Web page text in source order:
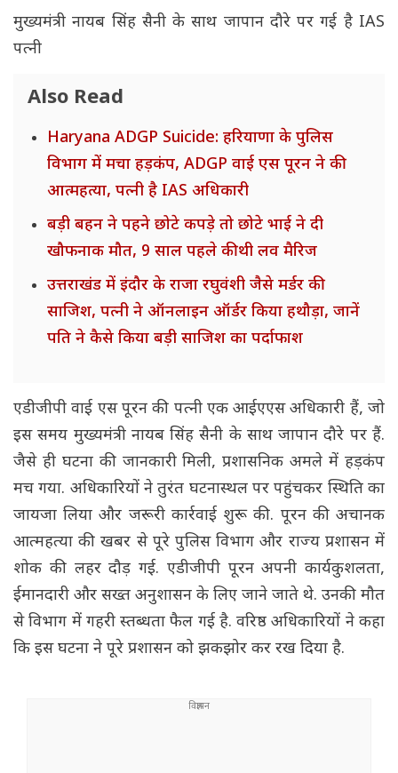
मुख्यमंत्री नायब सिंह सैनी के साथ जापान दौरे पर गई है IAS
पत्नी
Also Read
Haryana ADGP Suicide: हरियाणा के पुलिस
विभाग में मचा हड़कंप, ADGP वाई एस पूरन ने की
आत्महत्या, पत्नी है IAS अधिकारी
बड़ी बहन ने पहने छोटे कपड़े तो छोटे भाई ने दी
खौफनाक मौत, 9 साल पहले की थी लव मैरिज
उत्तराखंड में इंदौर के राजा रघुवंशी जैसे मर्डर की
साजिश, पत्नी ने ऑनलाइन ऑर्डर किया हथौड़ा, जानें
पति ने कैसे किया बड़ी साजिश का पर्दाफाश
एडीजीपी वाई एस पूरन की पत्नी एक आईएएस अधिकारी हैं, जो
इस समय मुख्यमंत्री नायब सिंह सैनी के साथ जापान दौरे पर हैं.
जैसे ही घटना की जानकारी मिली, प्रशासनिक अमले में हड़कंप
मच गया. अधिकारियों ने तुरंत घटनास्थल पर पहुंचकर स्थिति का
जायजा लिया और जरूरी कार्रवाई शुरू की. पूरन की अचानक
आत्महत्या की खबर से पूरे पुलिस विभाग और राज्य प्रशासन में
शोक की लहर दौड़ गई. एडीजीपी पूरन अपनी कार्यकुशलता,
ईमानदारी और सख्त अनुशासन के लिए जाने जाते थे. उनकी मौत
से विभाग में गहरी स्तब्धता फैल गई है. वरिष्ठ अधिकारियों ने कहा
कि इस घटना ने पूरे प्रशासन को झकझोर कर रख दिया है.